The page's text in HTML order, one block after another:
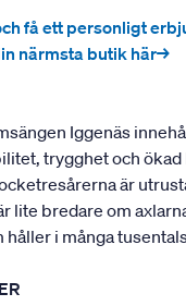
få ett personligt
närmsta butik här→
Iggenäs
trygghet och
är
lite bredare om
i många